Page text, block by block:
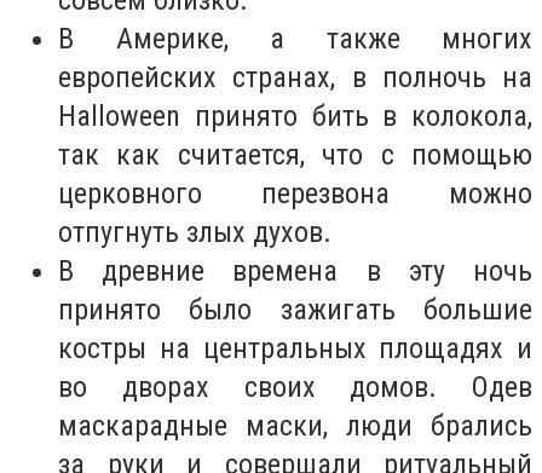
В Америке, а также многих
европейских странах, в полночь на
Halloween принято бить в колокола,
так как считается, что с помощью
церковного перезвона можно
отпугнуть злых духов.
В древние времена в эту ночь
принято было зажигать большие
костры на центральных площадях и
во дворах своих домов. Одев
маскарадные маски, люди брались
за руки и совершали ритуальный